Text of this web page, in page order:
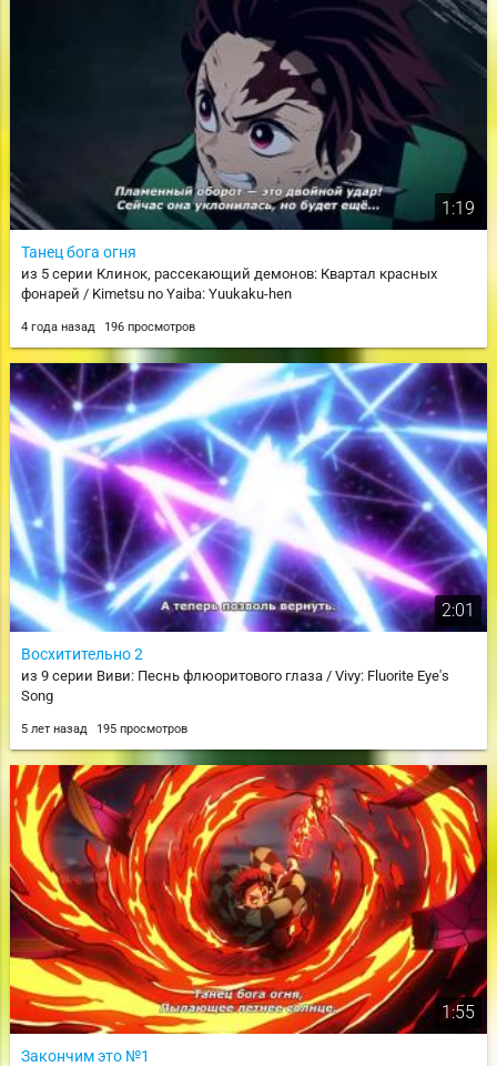
1:19
Танец бога огня
из 5 серии Клинок, рассекающий демонов: Квартал красных
фонарей / Kimetsu no Yaiba: Yuukaku-hen
4 года назад 196 просмотров
2:01
Восхитительно 2
из 9 серии Виви: Песнь флюоритового глаза / Vivy: Fluorite Eye's
Song
5 лет назад 195 просмотров
1:55
Закончим это №1